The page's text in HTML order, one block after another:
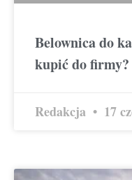
Belownica do
kupić do firmy?
Redakcja 17